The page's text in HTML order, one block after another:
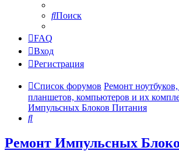
Поиск
FAQ
Вход
Регистрация
Список форумов Ремонт
планшетов, компьютеров и их
Импульсных Блоков Питания
Поиск
Ремонт Импульсных